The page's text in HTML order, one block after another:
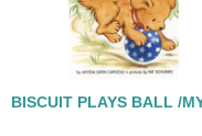
BISCUIT PLAYS BALL /MY